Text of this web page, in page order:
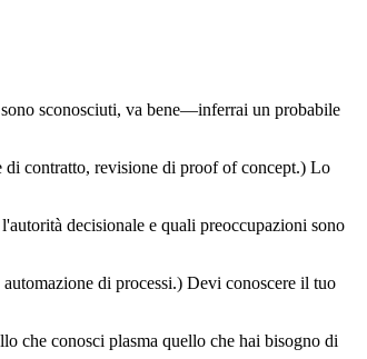
sconosciuti, va bene—inferrai un probabile
di contratto, revisione di proof of concept.) Lo
decisionale e quali preoccupazioni sono
di processi.) Devi conoscere il tuo
che conosci plasma quello che hai bisogno di